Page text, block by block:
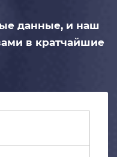
данные, и наш
в кратчайшие